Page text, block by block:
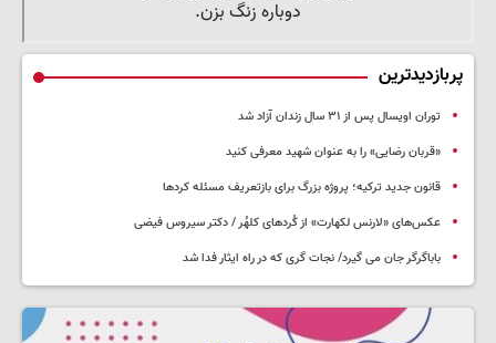
پربازدیدترین
توران اویسال پس از ۳۱ سال زندان آزاد شد
«قربان رضایی» را به عنوان شهید معرفی کنید
قانون جدید ترکیه؛ پروژه بزرگ‌ برای بازتعریف مسئله کردها
عکس‌های «لارنس لکهارت» از کُردهای کلهُر / دکتر سیروس فیضی
باباگرگر جان می گیرد/ نجات گری که در راه ایثار فدا شد